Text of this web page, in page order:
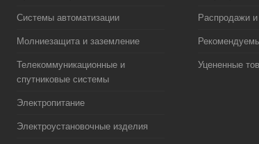
Системы автоматизации
Молниезащита и заземление
Телекоммуникационные и
спутниковые системы
Электропитание
Электроустановочные изделия
Распродажи и
Уцененные